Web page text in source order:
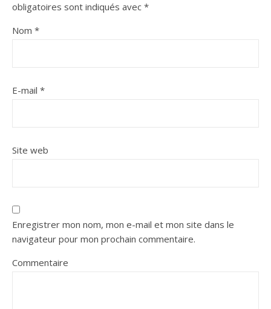
obligatoires sont indiqués avec *
Nom *
E-mail *
Site web
Enregistrer mon nom, mon e-mail et mon site dans le
navigateur pour mon prochain commentaire.
Commentaire